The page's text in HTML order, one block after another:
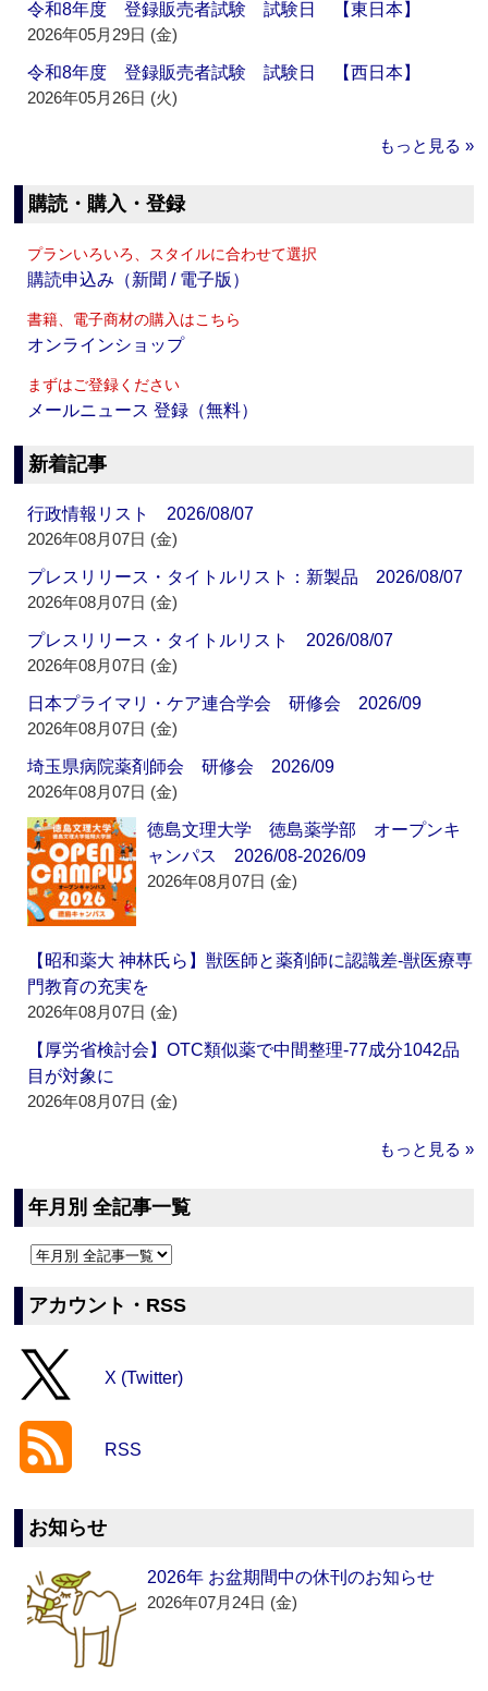
令和8年度 登録販売者試験 試験日 【東日本】
2026年05月29日 (金)
令和8年度 登録販売者試験 試験日 【西日本】
2026年05月26日 (火)
もっと見る »
購読・購入・登録
プランいろいろ、スタイルに合わせて選択
購読申込み（新聞 / 電子版）
書籍、電子商材の購入はこちら
オンラインショップ
まずはご登録ください
メールニュース 登録（無料）
新着記事
行政情報リスト 2026/08/07
2026年08月07日 (金)
プレスリリース・タイトルリスト：新製品 2026/08/07
2026年08月07日 (金)
プレスリリース・タイトルリスト 2026/08/07
2026年08月07日 (金)
日本プライマリ・ケア連合学会 研修会 2026/09
2026年08月07日 (金)
埼玉県病院薬剤師会 研修会 2026/09
2026年08月07日 (金)
徳島文理大学 徳島薬学部 オープンキ
ャンパス 2026/08-2026/09
2026年08月07日 (金)
【昭和薬大 神林氏ら】獣医師と薬剤師に認識差‐獣医療専
門教育の充実を
2026年08月07日 (金)
【厚労省検討会】OTC類似薬で中間整理‐77成分1042品
目が対象に
2026年08月07日 (金)
もっと見る »
年月別 全記事一覧
アカウント・RSS
X (Twitter)
RSS
お知らせ
2026年 お盆期間中の休刊のお知らせ
2026年07月24日 (金)